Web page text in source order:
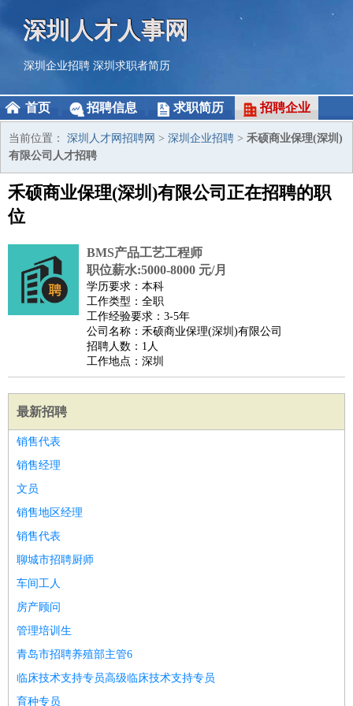
深圳人才人事网
深圳企业招聘 深圳求职者简历
首页 招聘信息 求职简历 招聘企业
当前位置： 深圳人才网招聘网 > 深圳企业招聘 > 禾硕商业保理(深圳)
有限公司人才招聘
禾硕商业保理(深圳)有限公司正在招聘的职
位
BMS产品工艺工程师
职位薪水:5000-8000 元/月
学历要求：本科
工作类型：全职
工作经验要求：3-5年
公司名称：禾硕商业保理(深圳)有限公司
招聘人数：1人
工作地点：深圳
最新招聘
销售代表
销售经理
文员
销售地区经理
销售代表
聊城市招聘厨师
车间工人
房产顾问
管理培训生
青岛市招聘养殖部主管6
临床技术支持专员高级临床技术支持专员
育种专员